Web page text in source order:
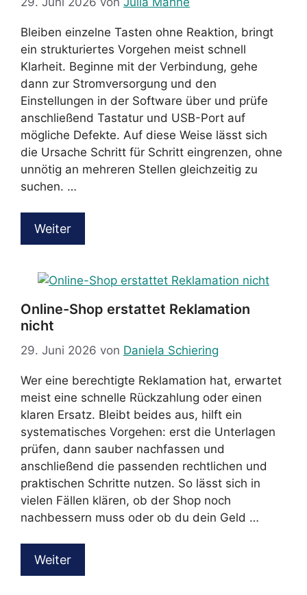
Bleiben einzelne Tasten ohne Reaktion, bringt
ein strukturiertes Vorgehen meist schnell
Klarheit. Beginne mit der Verbindung, gehe
dann zur Stromversorgung und den
Einstellungen in der Software über und prüfe
anschließend Tastatur und USB-Port auf
mögliche Defekte. Auf diese Weise lässt sich
die Ursache Schritt für Schritt eingrenzen, ohne
unnötig an mehreren Stellen gleichzeitig zu
suchen. …
Weiter
Online-Shop erstattet Reklamation
nicht
29. Juni 2026 von Daniela Schiering
Wer eine berechtigte Reklamation hat, erwartet
meist eine schnelle Rückzahlung oder einen
klaren Ersatz. Bleibt beides aus, hilft ein
systematisches Vorgehen: erst die Unterlagen
prüfen, dann sauber nachfassen und
anschließend die passenden rechtlichen und
praktischen Schritte nutzen. So lässt sich in
vielen Fällen klären, ob der Shop noch
nachbessern muss oder ob du dein Geld …
Weiter